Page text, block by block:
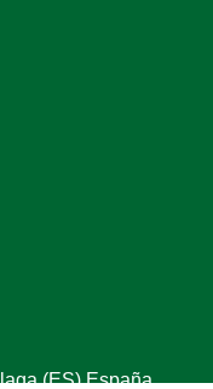
(ES) España